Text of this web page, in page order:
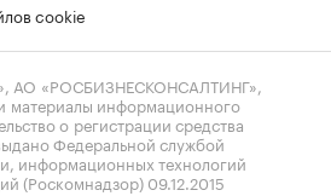
cookie
АО «РОСБИЗНЕСКОНСАЛТИНГ»,
материалы информационного
о регистрации средства
Федеральной службой
информационных технологий
(Роскомнадзор) 09.12.2015